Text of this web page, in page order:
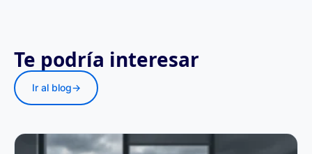
Te podría interesar
Ir al blog→